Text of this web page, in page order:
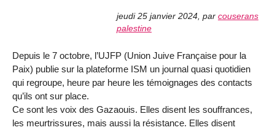
jeudi 25 janvier 2024, par couserans
palestine
Depuis le 7 octobre, l’UJFP (Union Juive Française pour la
Paix) publie sur la plateforme ISM un journal quasi quotidien
qui regroupe, heure par heure les témoignages des contacts
qu’ils ont sur place.
Ce sont les voix des Gazaouis. Elles disent les souffrances,
les meurtrissures, mais aussi la résistance. Elles disent